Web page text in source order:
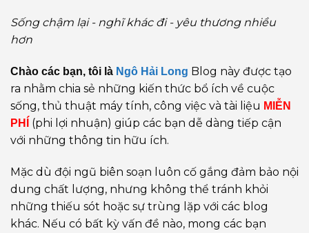
Sống chậm lại - nghĩ khác đi - yêu thương nhiều
hơn
Chào các bạn, tôi là Ngô Hải Long Blog này được tạo
ra nhằm chia sẻ những kiến thức bổ ích về cuộc
sống, thủ thuật máy tính, công việc và tài liệu MIỄN
PHÍ
(phi lợi nhuận) giúp các bạn dễ dàng tiếp cận
với những thông tin hữu ích.
Mặc dù đội ngũ biên soạn luôn cố gắng đảm bảo nội
dung chất lượng, nhưng không thể tránh khỏi
những thiếu sót hoặc sự trùng lặp với các blog
khác. Nếu có bất kỳ vấn đề nào, mong các bạn